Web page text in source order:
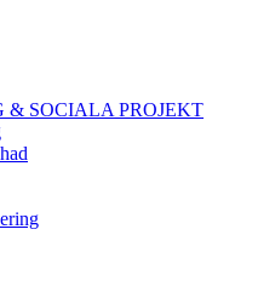
& SOCIALA PROJEKT